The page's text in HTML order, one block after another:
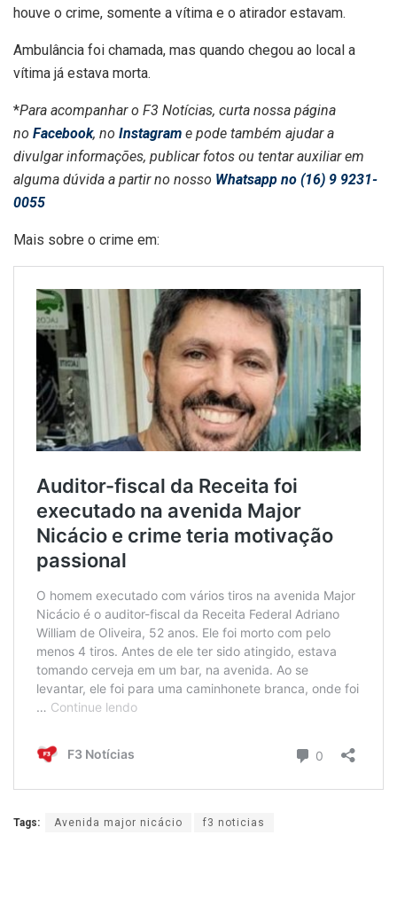
houve o crime, somente a vítima e o atirador estavam.
Ambulância foi chamada, mas quando chegou ao local a
vítima já estava morta.
*Para acompanhar o F3 Notícias, curta nossa página
no Facebook, no Instagram e pode também ajudar a
divulgar informações, publicar fotos ou tentar auxiliar em
alguma dúvida a partir no nosso Whatsapp no (16) 9 9231-
0055
Mais sobre o crime em:
Tags: Avenida major nicácio f3 noticias